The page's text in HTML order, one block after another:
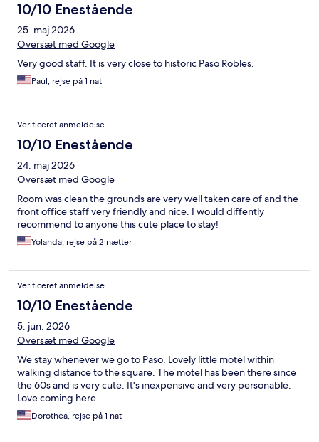
10/10 Enestående
25. maj 2026
Oversæt med Google
Very good staff. It is very close to historic Paso Robles.
Paul, rejse på 1 nat
Verificeret anmeldelse
10/10 Enestående
24. maj 2026
Oversæt med Google
Room was clean the grounds are very well taken care of and the
front office staff very friendly and nice. I would diffently
recommend to anyone this cute place to stay!
Yolanda, rejse på 2 nætter
Verificeret anmeldelse
10/10 Enestående
5. jun. 2026
Oversæt med Google
We stay whenever we go to Paso. Lovely little motel within
walking distance to the square. The motel has been there since
the 60s and is very cute. It's inexpensive and very personable.
Love coming here.
Dorothea, rejse på 1 nat